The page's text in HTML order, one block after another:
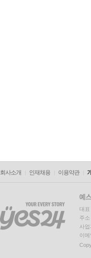
회사소개 인재채용 이용약관
대표
주
사
이